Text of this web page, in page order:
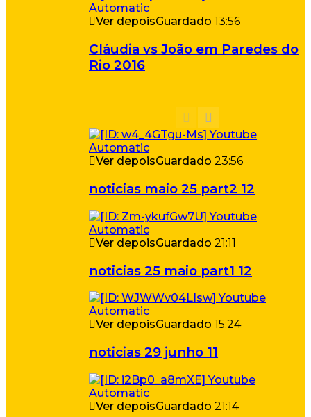
Ver depoisGuardado 13:56
Cláudia vs João em Paredes do
Rio 2016
Ver depoisGuardado 23:56
noticias maio 25 part2 12
Ver depoisGuardado 21:11
noticias 25 maio part1 12
Ver depoisGuardado 15:24
noticias 29 junho 11
Ver depoisGuardado 21:14